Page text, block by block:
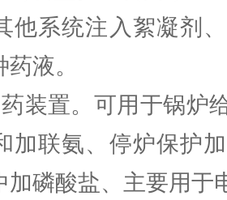
他系统注入絮凝剂
液。
装置。可用于锅炉
加联氨、停炉保护
加磷酸盐、主要用于